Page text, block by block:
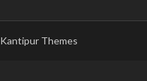
Kantipur Themes